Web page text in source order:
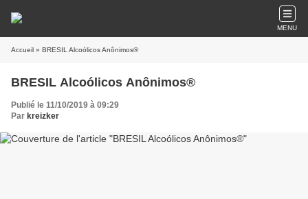
MENU
Accueil » BRESIL Alcoólicos Anônimos®
BRESIL Alcoólicos Anônimos®
Publié le 11/10/2019 à 09:29
Par kreizker